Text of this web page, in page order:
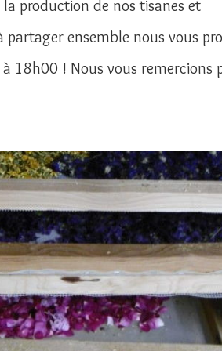
production de nos tisanes et
ensemble nous vous
18h00 ! Nous vous remercions